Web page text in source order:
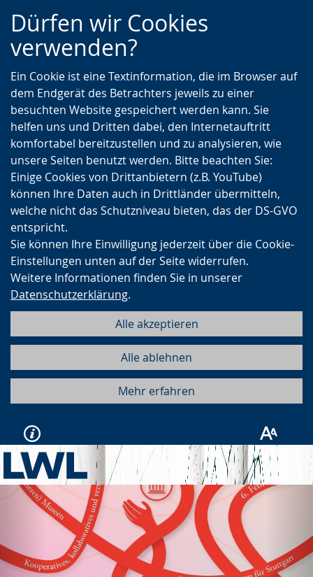
Zur
Hauptnavigation
Zur
Seitennavigation
Zum
Inhalt
Dürfen wir Cookies
verwenden?
Ein Cookie ist eine Textinformation, die im Browser auf
dem Endgerät des Betrachters jeweils zu einer
besuchten Website gespeichert werden kann. Sie
helfen uns und Dritten dabei, den Internetauftritt
komfortabel bereitzustellen und zu analysieren, wie
unsere Seiten benutzt werden. Bitte beachten Sie:
Einige Cookies von Drittanbietern (z.B. YouTube)
können Ihre Daten auch in Drittländer übermitteln,
welche nicht das Schutzniveau bieten, das der DS-GVO
entspricht.
Sie können Ihre Einwilligung jederzeit über die Cookie-
Einstellungen unten auf der Seite widerrufen.
Weitere Informationen finden Sie in unserer
Datenschutzerklärung.
Alle akzeptieren
Alle ablehnen
Mehr erfahren
Vorherige